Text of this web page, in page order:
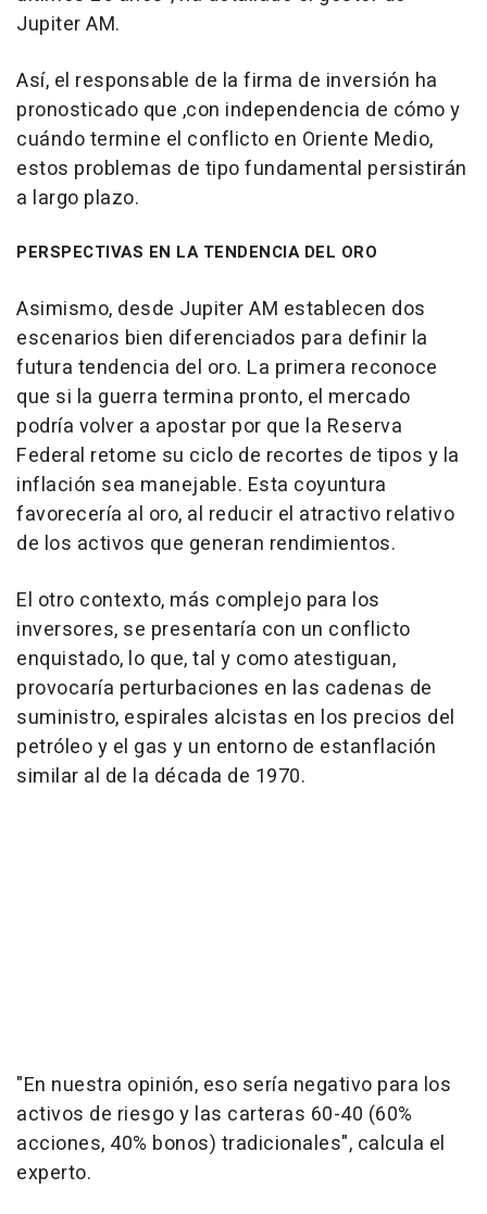
Jupiter AM.
Así, el responsable de la firma de inversión ha
pronosticado que ,con independencia de cómo y
cuándo termine el conflicto en Oriente Medio,
estos problemas de tipo fundamental persistirán
a largo plazo.
PERSPECTIVAS EN LA TENDENCIA DEL ORO
Asimismo, desde Jupiter AM establecen dos
escenarios bien diferenciados para definir la
futura tendencia del oro. La primera reconoce
que si la guerra termina pronto, el mercado
podría volver a apostar por que la Reserva
Federal retome su ciclo de recortes de tipos y la
inflación sea manejable. Esta coyuntura
favorecería al oro, al reducir el atractivo relativo
de los activos que generan rendimientos.
El otro contexto, más complejo para los
inversores, se presentaría con un conflicto
enquistado, lo que, tal y como atestiguan,
provocaría perturbaciones en las cadenas de
suministro, espirales alcistas en los precios del
petróleo y el gas y un entorno de estanflación
similar al de la década de 1970.
"En nuestra opinión, eso sería negativo para los
activos de riesgo y las carteras 60-40 (60%
acciones, 40% bonos) tradicionales", calcula el
experto.